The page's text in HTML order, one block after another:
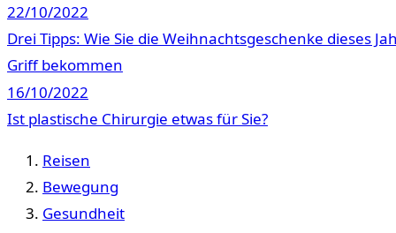
22/10/2022
Drei Tipps: Wie Sie die Weihnachtsgeschenke dieses
Griff bekommen
16/10/2022
Ist plastische Chirurgie etwas für Sie?
Reisen
Bewegung
Gesundheit